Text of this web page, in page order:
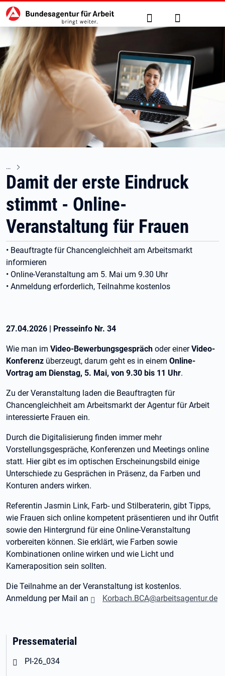
zu den Hauptinhalten springen
Hauptnavigation Suche Anmelden
Damit der erste Eindruck
stimmt - Online-
Veranstaltung für Frauen
• Beauftragte für Chancengleichheit am Arbeitsmarkt
informieren
• Online-Veranstaltung am 5. Mai um 9.30 Uhr
• Anmeldung erforderlich, Teilnahme kostenlos
27.04.2026 | Presseinfo Nr. 34
Wie man im Video-Bewerbungsgespräch oder einerVideo-
Konferenz überzeugt, darum geht es in einem Online-
Vortrag am Dienstag, 5. Mai, von 9.30 bis 11 Uhr.
Zu der Veranstaltung laden die Beauftragten für
Chancengleichheit am Arbeitsmarkt der Agentur für Arbeit
interessierte Frauen ein.
Durch die Digitalisierung finden immer mehr
Vorstellungsgespräche, Konferenzen und Meetings online
statt. Hier gibt es im optischen Erscheinungsbild einige
Unterschiede zu Gesprächen in Präsenz, da Farben und
Konturen anders wirken.
Referentin Jasmin Link, Farb- und Stilberaterin, gibt Tipps,
wie Frauen sich online kompetent präsentieren und ihr Outfit
sowie den Hintergrund für eine Online-Veranstaltung
vorbereiten können. Sie erklärt, wie Farben sowie
Kombinationen online wirken und wie Licht und
Kameraposition sein sollten.
Die Teilnahme an der Veranstaltung ist kostenlos.
Anmeldung per Mail an
Korbach.BCA@arbeitsagentur.de
Pressematerial
Öffnet in neuem Tab
PI-26_034